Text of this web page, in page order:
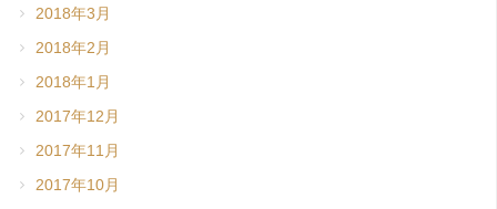
2018年3月
2018年2月
2018年1月
2017年12月
2017年11月
2017年10月